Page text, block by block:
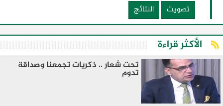
تصويت النتائج
الأكثر قراءة
تحت شعار .. ذكريات تجمعنا وصداقة
تدوم